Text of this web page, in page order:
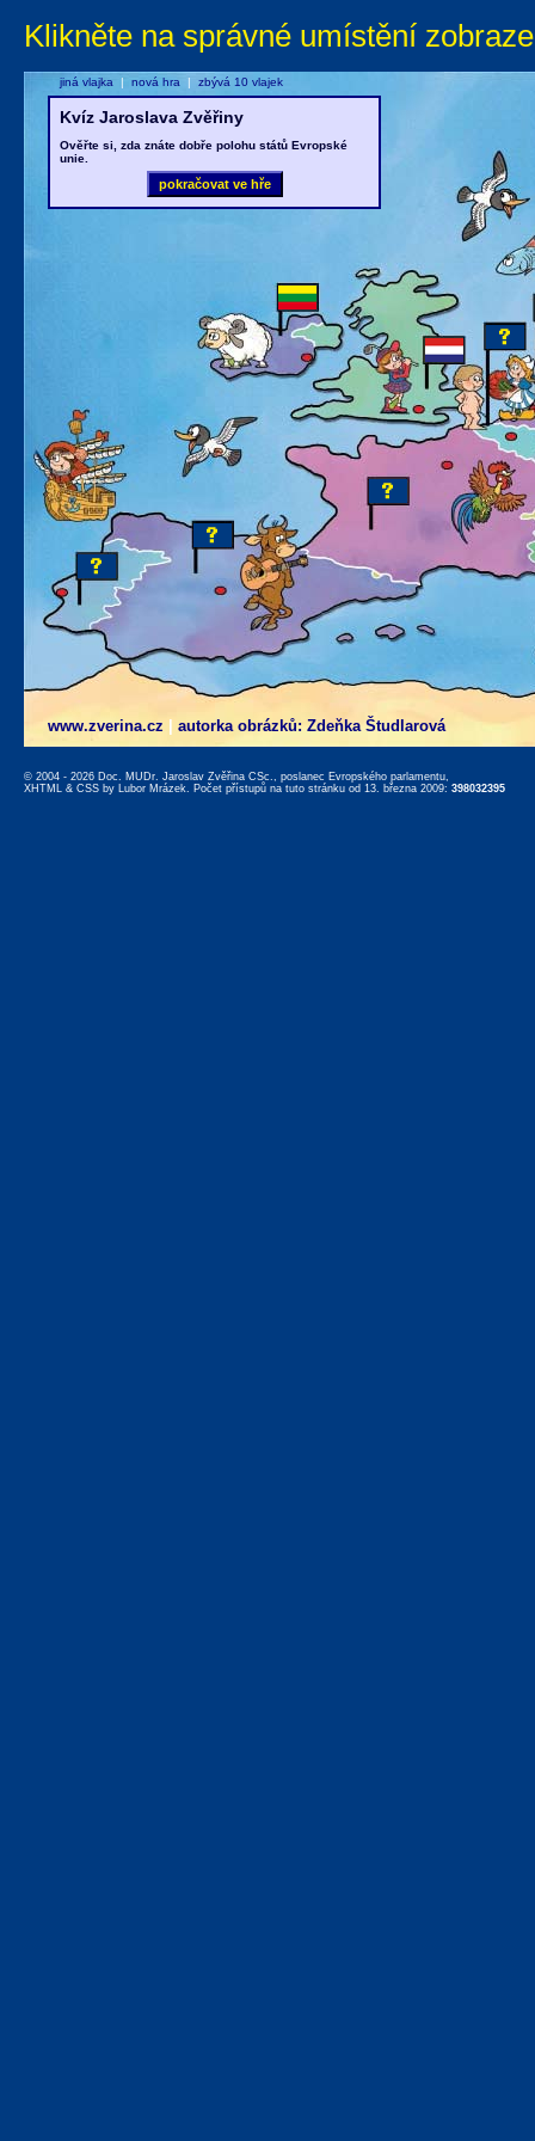
Klikněte na správné umístění
www.zverina.cz autorka obrázků: Zdeňka Študlarová
Kvíz Jaroslava Zvěřiny
Ověřte si, zda znáte dobře polohu států Evropské
unie.
jiná vlajka | nová hra | zbývá 10 vlajek
© 2004 - 2026 Doc. MUDr. Jaroslav Zvěřina CSc., poslanec Evropského parlamentu,
XHTML & CSS by Lubor Mrázek. Počet přístupů na tuto stránku od 13. března 2009: 398032395